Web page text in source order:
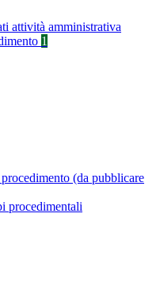
attività amministrativa
1
(da pubblicare
procedimentali